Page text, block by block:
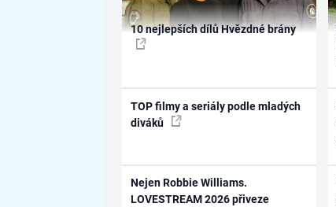
10 nejlepších dílů Hvězdné brány
TOP filmy a seriály podle mladých
diváků
Nejen Robbie Williams.
LOVESTREAM 2026 přiveze